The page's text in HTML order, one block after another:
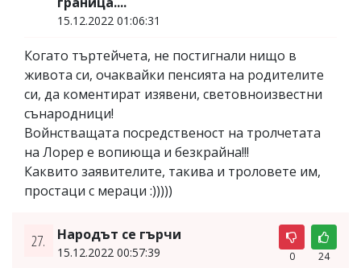
15.12.2022 01:06:31
Когато търтейчета, не постигнали нищо в
живота си, очаквайки пенсията на родителите
си, да коментират изявени, световноизвестни
сънародници!
Войнстващата посредственост на тролчетата
на Лорер е вопиюща и безкрайна!!!
Каквито заявителите, такива и троловете им,
простаци с мераци :)))))
27. Народът се гърчи
15.12.2022 00:57:39 0 24